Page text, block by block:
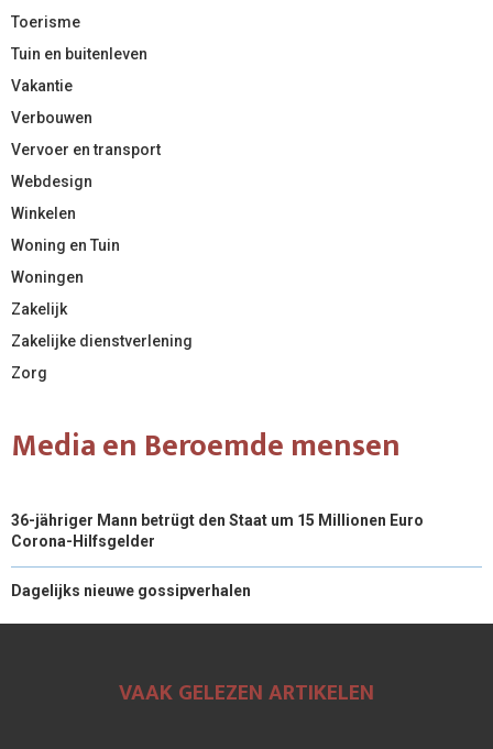
Toerisme
Tuin en buitenleven
Vakantie
Verbouwen
Vervoer en transport
Webdesign
Winkelen
Woning en Tuin
Woningen
Zakelijk
Zakelijke dienstverlening
Zorg
Media en Beroemde mensen
36-jähriger Mann betrügt den Staat um 15 Millionen Euro
Corona-Hilfsgelder
Dagelijks nieuwe gossipverhalen
VAAK GELEZEN ARTIKELEN